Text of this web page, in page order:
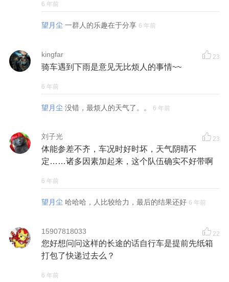
6 年前
望月尘 一群人的乐趣在于分享 6 年前
kingfar 23
骑车遇到下雨是意见无比烦人的事情~~
6 年前
望月尘 没错，最烦人的天气了。。 6 年前
刘子光 23
体能参差不齐，车况时好时坏，天气阴晴不
定……诸多因素加起来，这个队伍确实不好带啊
6 年前
望月尘 哈哈哈，人比较给力，最后的结果还好 6 年前
15907818033 22
您好想问问这样的长途的话自行车是提前先纸箱
打包了快递过去么？
6 年前